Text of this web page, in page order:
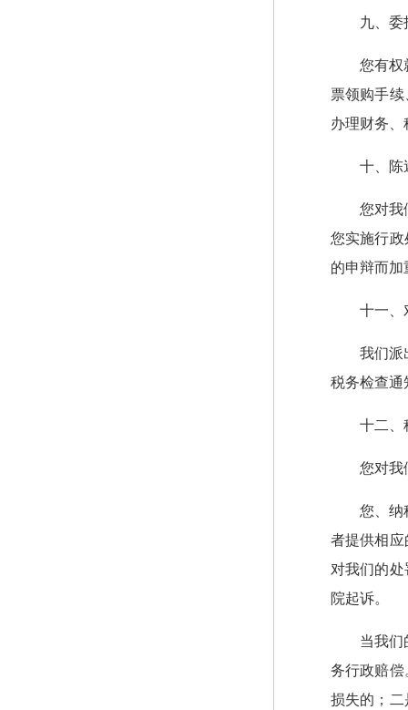
九、委
您有权
票领购手
办理财务
十、陈
您对我
您实施行
的申辩而加
十一、
我们派
税务检查通
十二、
您对我
您、纳
者提供相
对我们的
院起诉。
当我们
务行政赔
损失的；